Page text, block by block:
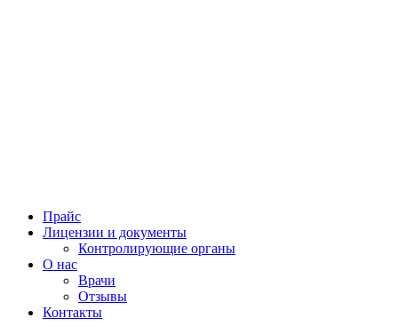
Прайс
Лицензии и документы
Контролирующие органы
О нас
Врачи
Отзывы
Контакты